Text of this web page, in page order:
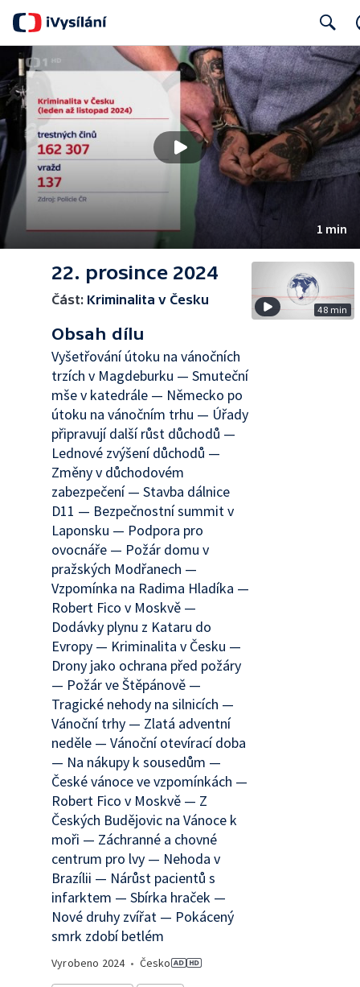
Search
1 min
22. prosince 2024
Část: Kriminalita v Česku
Obsah dílu
Vyšetřování útoku na vánočních
trzích v Magdeburku — Smuteční
mše v katedrále — Německo po
útoku na vánočním trhu — Úřady
připravují další růst důchodů —
Lednové zvýšení důchodů —
Změny v důchodovém
zabezpečení — Stavba dálnice
D11 — Bezpečnostní summit v
Laponsku — Podpora pro
ovocnáře — Požár domu v
pražských Modřanech —
Vzpomínka na Radima Hladíka —
Robert Fico v Moskvě —
Dodávky plynu z Kataru do
Evropy — Kriminalita v Česku —
Drony jako ochrana před požáry
— Požár ve Štěpánově —
Tragické nehody na silnicích —
Vánoční trhy — Zlatá adventní
neděle — Vánoční otevírací doba
— Na nákupy k sousedům —
České vánoce ve vzpomínkách —
Robert Fico v Moskvě — Z
Českých Budějovic na Vánoce k
moři — Záchranné a chovné
centrum pro lvy — Nehoda v
Brazílii — Nárůst pacientů s
infarktem — Sbírka hraček —
Nové druhy zvířat — Pokácený
smrk zdobí betlém
Vyrobeno 2024• Česko
48 min